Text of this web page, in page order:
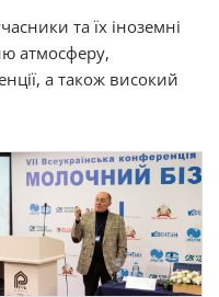
та їх іноземні
атмосферу,
а також високий